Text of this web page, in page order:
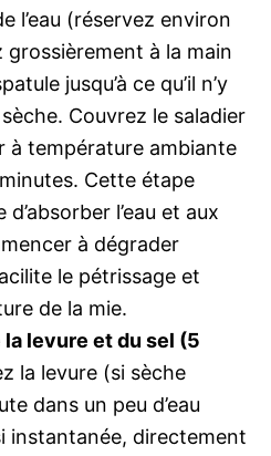
l’eau (réservez environ
grossièrement à la main
jusqu’à ce qu’il n’y
Couvrez le saladier
à température ambiante
Cette étape
l’eau et aux
à dégrader
le pétrissage et
de la mie.
levure et du sel (5
la levure (si sèche
dans un peu d’eau
instantanée, directement